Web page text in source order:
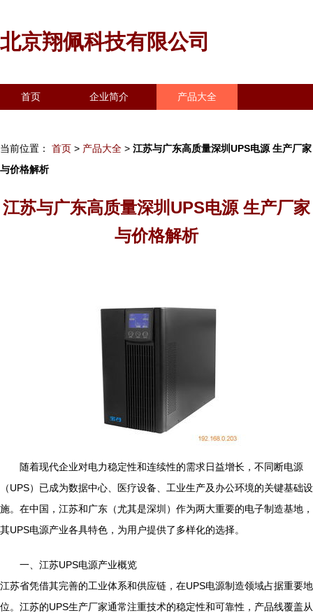
北京翔佩科技有限公司
首页 企业简介 产品大全
当前位置： 首页 > 产品大全 > 江苏与广东高质量深圳UPS电源 生产厂家
与价格解析
江苏与广东高质量深圳UPS电源 生产厂家
与价格解析
随着现代企业对电力稳定性和连续性的需求日益增长，不同断电源
（UPS）已成为数据中心、医疗设备、工业生产及办公环境的关键基础设
施。在中国，江苏和广东（尤其是深圳）作为两大重要的电子制造基地，
其UPS电源产业各具特色，为用户提供了多样化的选择。
一、江苏UPS电源产业概览
江苏省凭借其完善的工业体系和供应链，在UPS电源制造领域占据重要地
位。江苏的UPS生产厂家通常注重技术的稳定性和可靠性，产品线覆盖从